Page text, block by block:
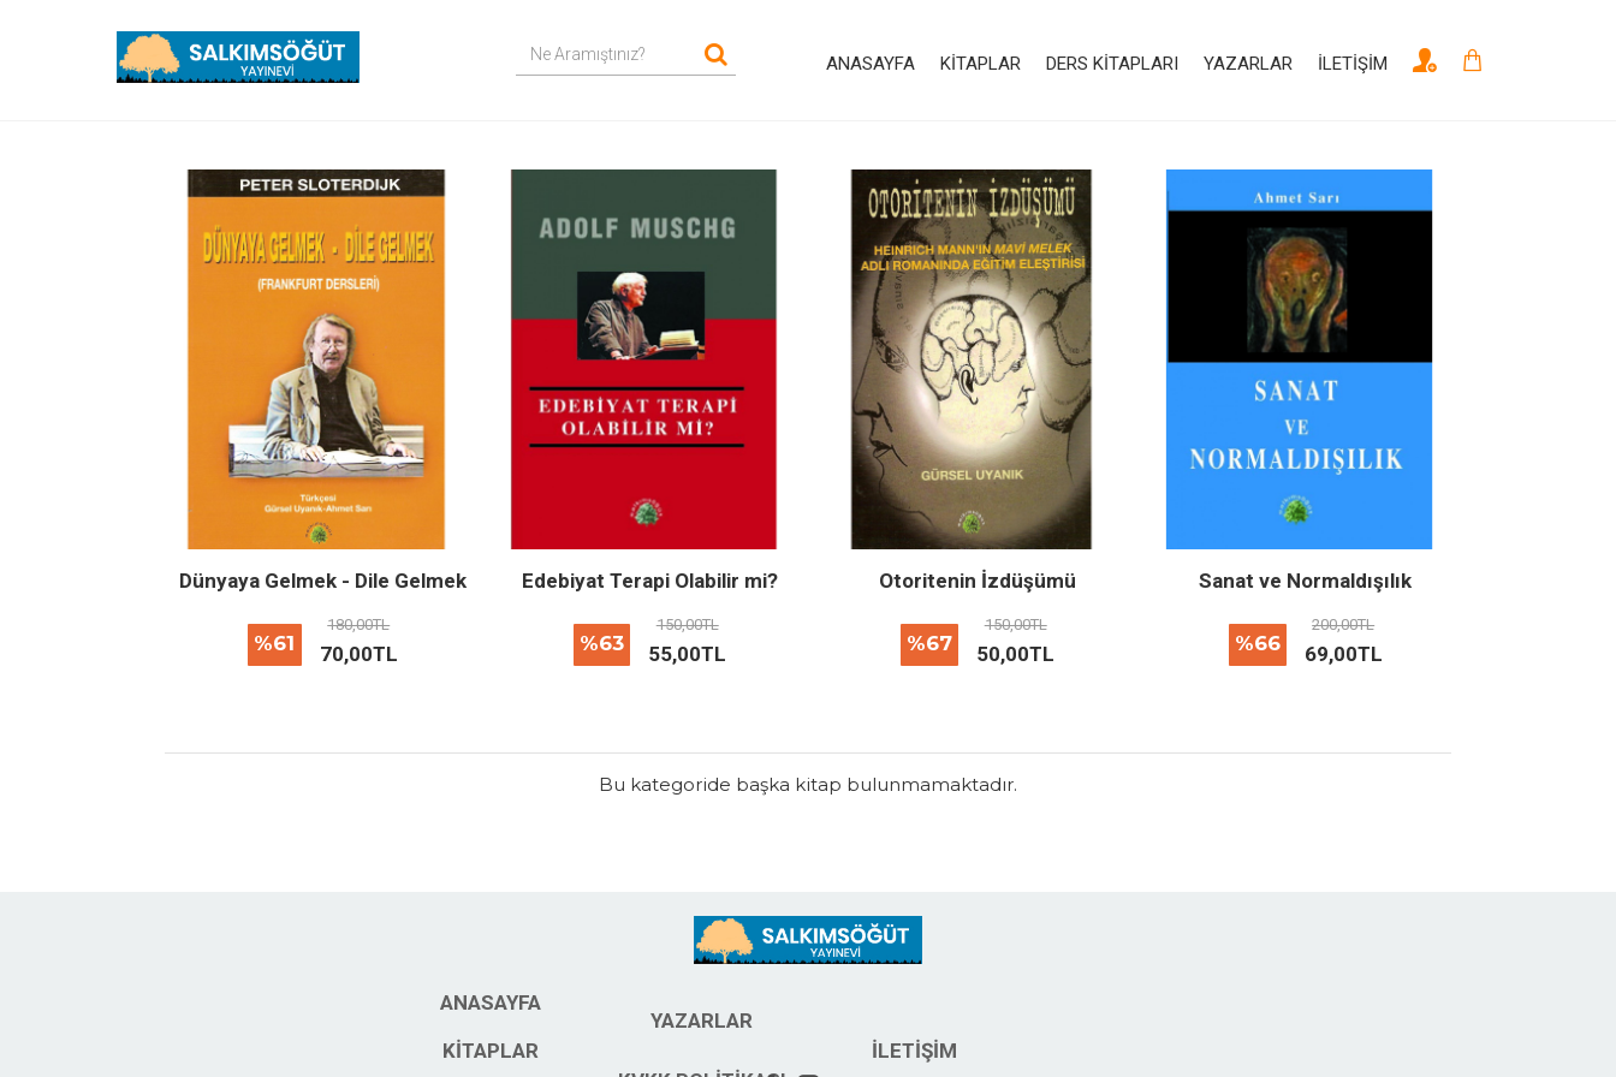
ANASAYFA KITAPLAR DERS KITAPLARI YAZARLAR İLETIŞIM
Dünyaya Gelmek - Dile Gelmek
%61
180,00TL
70,00TL
Edebiyat Terapi Olabilir mi?
%63
150,00TL
55,00TL
Otoritenin İzdüşümü
%67
150,00TL
50,00TL
Sanat ve Normaldışılık
%66
200,00TL
69,00TL
Bu kategoride başka kitap bulunmamaktadır.
ANASAYFA
KITAPLAR
YAZARLAR
İLETIŞIM